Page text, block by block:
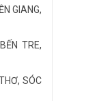
GIANG,
TRE,
SÓC